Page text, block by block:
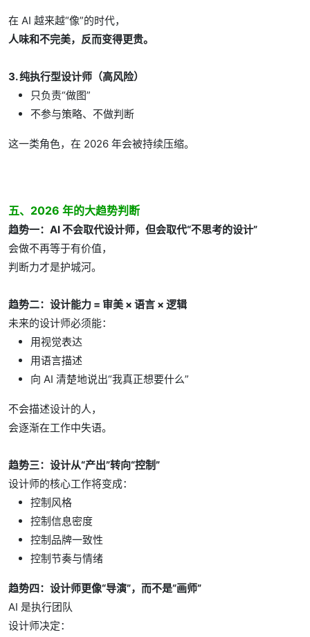
在 AI 越来越“像”的时代，
人味和不完美，反而变得更贵。
3. 纯执行型设计师（高风险）
只负责“做图”
不参与策略、不做判断
这一类角色，在 2026 年会被持续压缩。
五、2026 年的大趋势判断
趋势一：AI 不会取代设计师，但会取代“不思考的设计”
会做不再等于有价值，
判断力才是护城河。
趋势二：设计能力 = 审美 × 语言 × 逻辑
未来的设计师必须能：
用视觉表达
用语言描述
向 AI 清楚地说出“我真正想要什么”
不会描述设计的人，
会逐渐在工作中失语。
趋势三：设计从“产出”转向“控制”
设计师的核心工作将变成：
控制风格
控制信息密度
控制品牌一致性
控制节奏与情绪
趋势四：设计师更像“导演”，而不是“画师”
AI 是执行团队
设计师决定：